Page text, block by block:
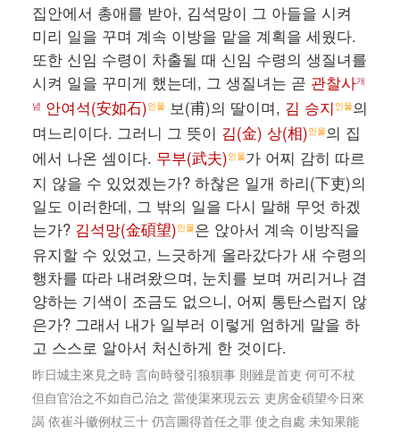
집안에서 총애를 받아, 김석망이 그 아들을 시켜
미리 일을 꾸며 계속 이방을 맡을 계획을 세웠다.
또한 신임 수령이 차출될 때 신임 수령의 생질녀를
시켜 일을 꾸미게 했는데, 그 생질녀는 곧 관찰사개
념 안여석(安如石)인물 보(甫)의 딸이며, 김 승지 인물의
며느리이다. 그러니 그 뜻이 김(金) 상(相)인물의 집
에서 나온 셈이다. 무부(武夫)인물가 어찌 감히 따르
지 않을 수 있었겠는가? 하찮은 일개 하리(下吏)의
일도 이러한데, 그 밖의 일을 다시 말해 무엇 하겠
는가? 김석망(金碩望)인물은 앉아서 계속 이방직을
유지할 수 있었고, 느긋하게 올라갔다가 새 수령의
행차를 따라 내려왔으며, 눈치를 보며 꺼리거나 겸
양하는 기색이 조금도 없으니, 어찌 통탄스럽지 않
은가? 그래서 내가 일부러 이렇게 엄하게 말을 하
고 스스로 알아서 처신하게 한 것이다.
昨日城主來見之時 言向時發引狼狽事 則雖是首吏 何可不杖
但自官治之不如自己治之 當使渠來現云云 吏房金碩望今日來
謁 依崔斗徽例杖三十 仍言圖得首任之罪 使之自處 未知果能